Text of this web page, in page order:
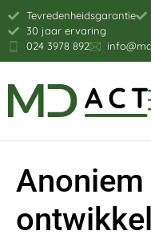
Tevredenheidsgarantie
30 jaar ervaring
024 3978 892